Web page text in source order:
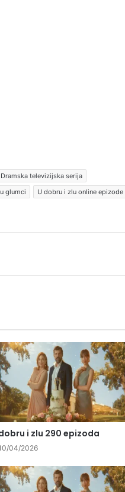
Dramska televizijska serija
glumci
U dobru i zlu online epizode
i zlu 290 epizoda
04/2026